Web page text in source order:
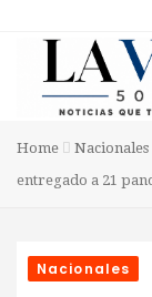
Home Nacionales
entregado a 21
Nacionales